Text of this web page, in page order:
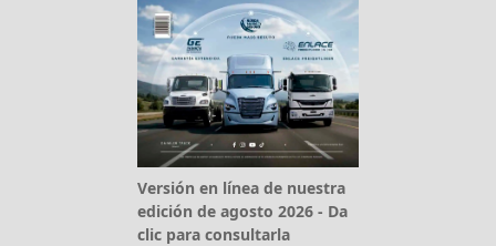
Versión en línea de nuestra
edición de agosto 2026 - Da
clic para consultarla